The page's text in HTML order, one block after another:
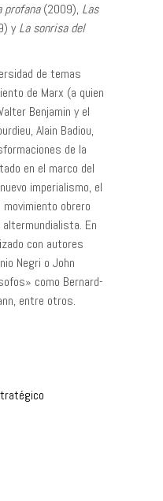
profana(2009), Las
y La sonrisa del
de temas
de Marx (a quien
Benjamin y el
Alain Badiou,
de la
en el marco del
imperialismo, el
obrero
En
con autores
Negri o John
como Bernard-
entre otros.